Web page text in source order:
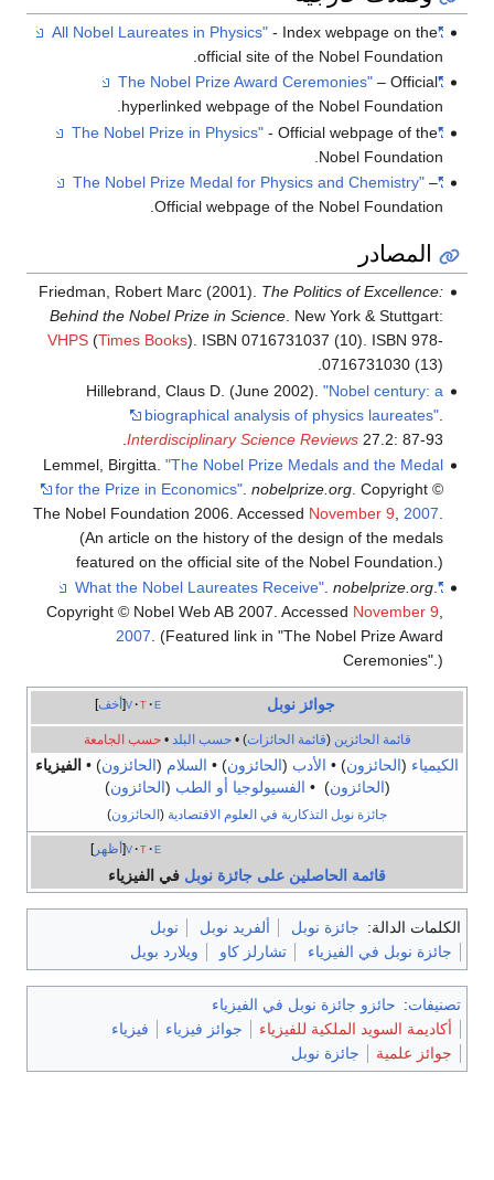
"All Nobel Laureates in Physics"
- Index webpage on the
official site of the Nobel Foundation.
"The Nobel Prize Award Ceremonies"
– Official
hyperlinked webpage of the Nobel Foundation.
"The Nobel Prize in Physics"
- Official webpage of the
Nobel Foundation.
"The Nobel Prize Medal for Physics and Chemistry"
–
Official webpage of the Nobel Foundation.
المصادر
Friedman, Robert Marc (2001). The Politics of Excellence:
Behind the Nobel Prize in Science. New York & Stuttgart:
VHPS(Times Books). ISBN 0716731037 (10). ISBN 978-
0716731030 (13).
Hillebrand, Claus D. (June 2002). "Nobel century: a
biographical analysis of physics laureates".
Interdisciplinary Science Reviews27.2: 87-93.
Lemmel, Birgitta. "The Nobel Prize Medals and the Medal
for the Prize in Economics". nobelprize.org. Copyright ©
The Nobel Foundation 2006. Accessed November 9 2007
(An article on the history of the design of the medals
featured on the official site of the Nobel Foundation.)
"What the Nobel Laureates Receive"
. nobelprize.org.
Copyright © Nobel Web AB 2007. Accessed November 9,
2007. (Featured link in "The Nobel Prize Award
Ceremonies".)
أخف v t e جوائز نوبل
قائمة الحائزين (قائمة الحائزات) •حسب البلد •حسب الجامعة
الكيمياء ( الحائزون) • الأدب ( الحائزون) • السلام ( الحائزون) • الفيزياء
( الحائزون) • الفسيولوجيا أو الطب ( الحائزون)
جائزة نوبل التذكارية في العلوم الاقتصادية (الحائزون)
أظهر v t e
قائمة الحاصلين على جائزة نوبل في الفيزياء
الكلمات الدالة: جائزة نوبل ألفريد نوبل
نوبل
جائزة نوبل في الفيزياء
تشارلز كاو ويلارد بويل
تصنيفات: حائزو جائزة نوبل في الفيزياء
أكاديمة السويد الملكية للفيزياء
جوائز فيزياء
فيزياء
جوائز علمية
جائزة نوبل